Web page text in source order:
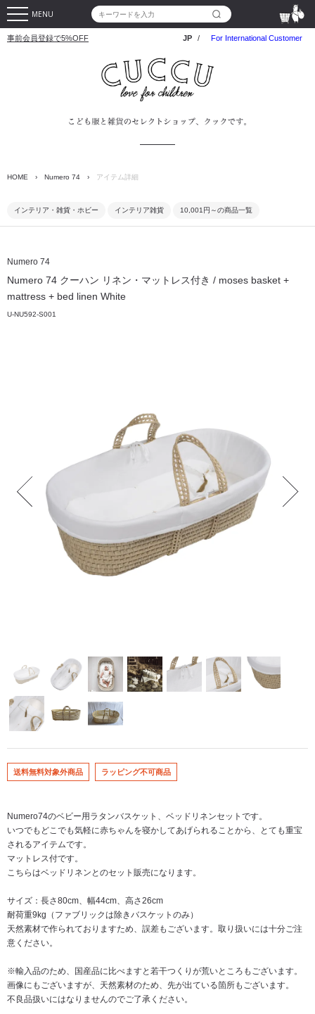
MENU
事前会員登録で5%OFF JP / For International Customer
HOME › Numero 74 › アイテム詳細
インテリア・雑貨・ホビー インテリア雑貨 10,001円～の商品一覧
Numero 74
Numero 74 クーハン リネン・マットレス付き / moses basket +
mattress + bed linen White
U-NU592-S001
送料無料対象外商品 ラッピング不可商品
Numero74のベビー用ラタンバスケット、ベッドリネンセットです。
いつでもどこでも気軽に赤ちゃんを寝かしてあげられることから、とても重宝
されるアイテムです。
マットレス付です。
こちらはベッドリネンとのセット販売になります。
サイズ：長さ80cm、幅44cm、高さ26cm
耐荷重9kg（ファブリックは除きバスケットのみ）
天然素材で作られておりますため、誤差もございます。取り扱いには十分ご注
意ください。
※輸入品のため、国産品に比べますと若干つくりが荒いところもございます。
画像にもございますが、天然素材のため、先が出ている箇所もございます。
不良品扱いにはなりませんのでご了承ください。